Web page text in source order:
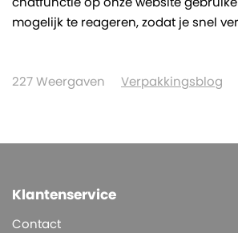
mogelijk te reageren, zodat je snel
227Weergaven Verpakkingsblog
Klantenservice
Contact